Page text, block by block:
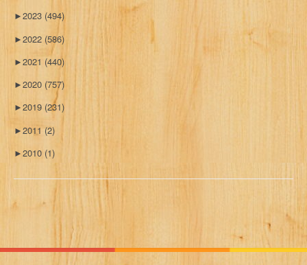
►2023 (494)
►2022 (586)
►2021 (440)
►2020 (757)
►2019 (231)
►2011(2)
►2010 (1)